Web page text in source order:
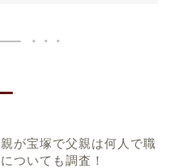
が宝塚で父親は何人で職
ついても調査！